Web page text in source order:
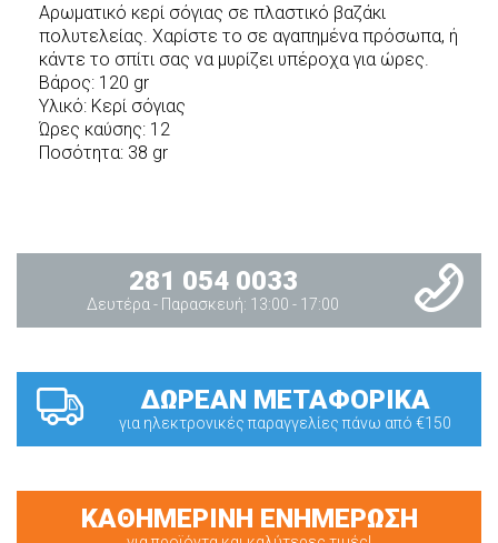
Αρωματικό κερί σόγιας σε πλαστικό βαζάκι
πολυτελείας. Χαρίστε το σε αγαπημένα πρόσωπα, ή
κάντε το σπίτι σας να μυρίζει υπέροχα για ώρες.
Βάρος: 120 gr
Υλικό: Κερί σόγιας
Ώρες καύσης: 12
Ποσότητα: 38 gr
281 054 0033
Δευτέρα - Παρασκευή: 13:00 - 17:00
ΔΩΡΕΑΝ ΜΕΤΑΦΟΡΙΚΑ
για ηλεκτρονικές παραγγελίες πάνω από €150
ΚΑΘΗΜΕΡΙΝΗ ΕΝΗΜΕΡΩΣΗ